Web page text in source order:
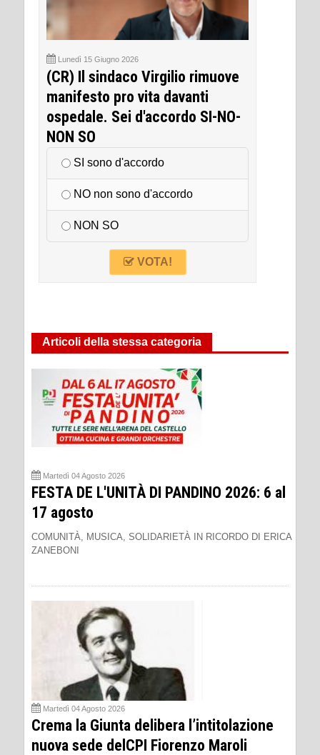
Lunedì 15 Giugno 2026
(CR) Il sindaco Virgilio rimuove
manifesto pro vita davanti
ospedale. Sei d'accordo SI-NO-
NON SO
SI sono d'accordo
NO non sono d'accordo
NON SO
VOTA!
Articoli della stessa categoria
Martedì 04 Agosto 2026
FESTA DE L'UNITÀ DI PANDINO 2026: 6 al
17 agosto
COMUNITÀ, MUSICA, SOLIDARIETÀ IN RICORDO DI ERICA
ZANEBONI
Martedì 04 Agosto 2026
Crema la Giunta delibera l’intitolazione
nuova sede delCPI Fiorenzo Maroli